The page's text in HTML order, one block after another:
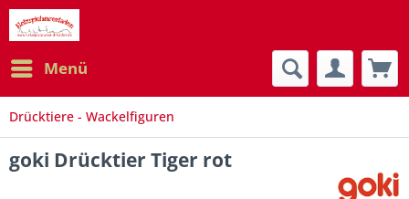
Menü
Drücktiere - Wackelfiguren
goki Drücktier Tiger rot